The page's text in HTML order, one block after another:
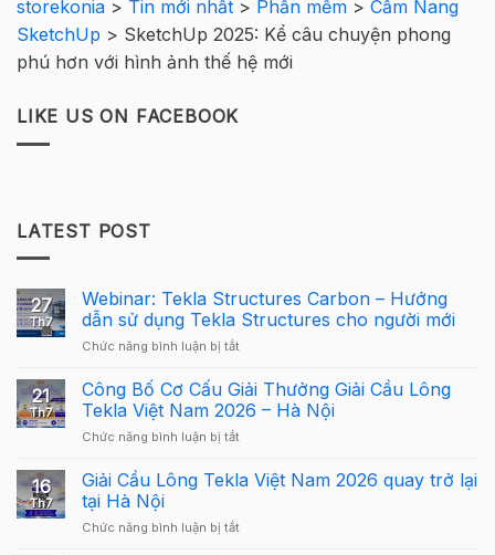
storekonia > Tin mới nhất > Phần mềm > Cẩm Nang
SketchUp > SketchUp 2025: Kể câu chuyện phong
phú hơn với hình ảnh thế hệ mới
LIKE US ON FACEBOOK
LATEST POST
27
Th7
Webinar: Tekla Structures Carbon – Hướng
dẫn sử dụng Tekla Structures cho người mới
Chức năng bình luận bị tắtở
Tekla
Structures
Carbon
–
dẫn
Tekla
21
Th7
Công Bố Cơ Cấu Giải Thưởng Giải Cầu Lông
Tekla Việt Nam 2026 – Hà Nội
Chức năng bình luận bị tắtở
Bố
Giải
16
Th7
Giải Cầu Lông Tekla Việt Nam 2026 quay trở lại
tại Hà Nội
Chức năng bình luận bị tắtở